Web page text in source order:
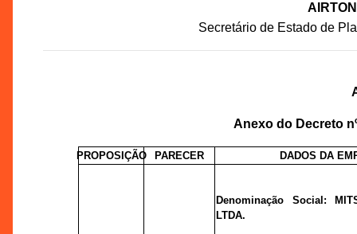
Secretário de Estado de
Anexo do Decreto
PROPOSIÇÃO PARECER DADOS DA
Denominação Social:
LTDA.